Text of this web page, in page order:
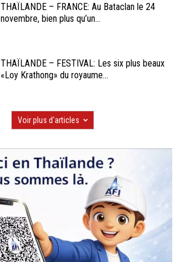
THAÏLANDE – FRANCE: Au Bataclan le 24
novembre, bien plus qu’un...
THAÏLANDE – FESTIVAL: Les six plus beaux
«Loy Krathong» du royaume...
Voir plus d'articles